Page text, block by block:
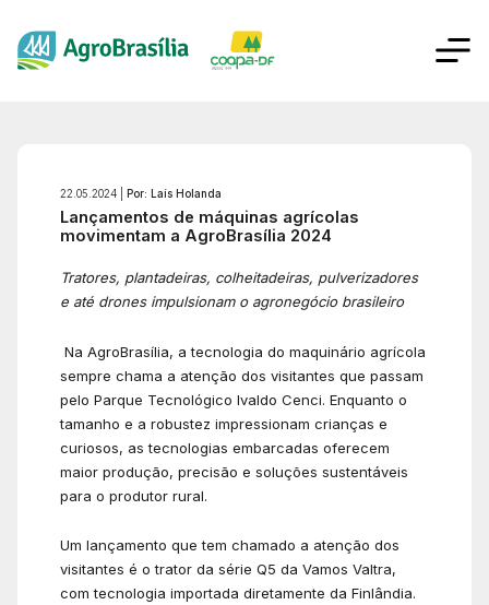
22.05.2024 | Por: Laís Holanda
Lançamentos de máquinas agrícolas
movimentam a AgroBrasília 2024
Tratores, plantadeiras, colheitadeiras, pulverizadores
e até drones impulsionam o agronegócio brasileiro
Na AgroBrasília, a tecnologia do maquinário agrícola
sempre chama a atenção dos visitantes que passam
pelo Parque Tecnológico Ivaldo Cenci. Enquanto o
tamanho e a robustez impressionam crianças e
curiosos, as tecnologias embarcadas oferecem
maior produção, precisão e soluções sustentáveis
para o produtor rural.
Um lançamento que tem chamado a atenção dos
visitantes é o trator da série Q5 da Vamos Valtra,
com tecnologia importada diretamente da Finlândia.